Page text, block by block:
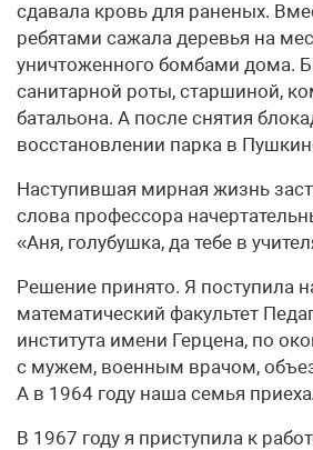
сдавала кровь для раненых.
ребятами сажала деревья на
уничтоженного бомбами дома.
санитарной роты, старшиной,
батальона. А после снятия
восстановлении парка в
Наступившая мирная жизнь
слова профессора
«Аня, голубушка, да тебе в
Решение принято. Я поступила
математический факультет
института имени Герцена, по
с мужем, военным врачом,
А в 1964 году наша семья
В 1967 году я приступила к